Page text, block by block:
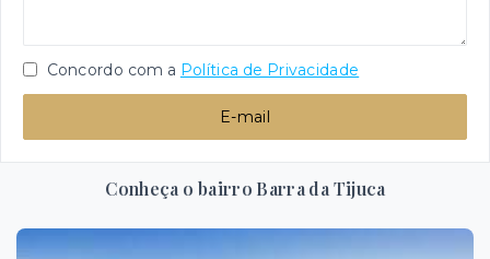
Concordo com a Política de Privacidade
E-mail
Conheça o bairro Barra da Tijuca